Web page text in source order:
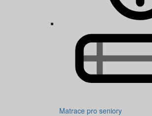
Matrace pro seniory